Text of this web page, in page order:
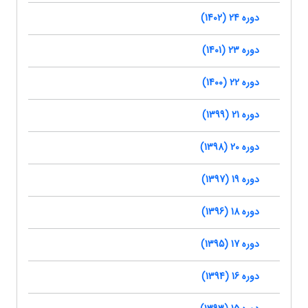
دوره 24 (1402)
دوره 23 (1401)
دوره 22 (1400)
دوره 21 (1399)
دوره 20 (1398)
دوره 19 (1397)
دوره 18 (1396)
دوره 17 (1395)
دوره 16 (1394)